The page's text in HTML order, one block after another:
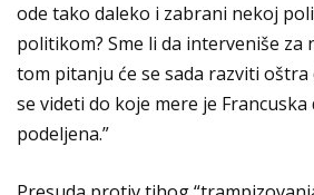
ode tako daleko i zabrani nekoj
politikom? Sme li da interveniše za
tom pitanju će se sada razviti oštra
se videti do koje mere je
podeljena.”